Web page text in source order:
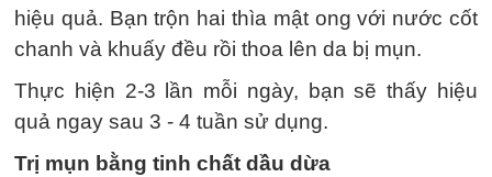
hiệu quả. Bạn trộn hai thìa mật ong với nước cốt
chanh và khuấy đều rồi thoa lên da bị mụn.
Thực hiện 2-3 lần mỗi ngày, bạn sẽ thấy hiệu
quả ngay sau 3 - 4 tuần sử dụng.
Trị mụn bằng tinh chất dầu dừa